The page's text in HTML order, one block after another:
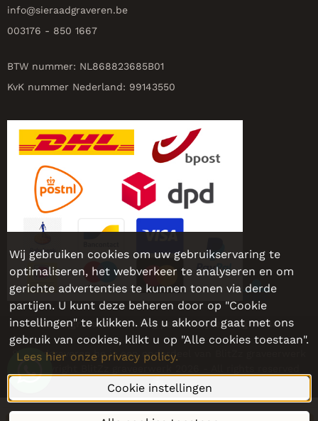
info@sieraadgraveren.be
003176 - 850 1667
BTW nummer: NL868823685B01
KvK nummer Nederland: 99143550
Sieraadgraveren.be - Nog persoonlijker, nog leuker!
Sieraadgraveren.be is een onderdeel van BlitZz graveerwerk
Wij gebruiken cookies om uw gebruikservaring te
optimaliseren, het webverkeer te analyseren en om
gerichte advertenties te kunnen tonen via derde
partijen. U kunt deze beheren door op "Cookie
instellingen" te klikken. Als u akkoord gaat met ons
gebruik van cookies, klikt u op "Alle cookies toestaan".
Lees hier onze privacy policy.
Cookie instellingen